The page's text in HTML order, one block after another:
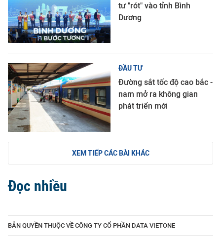
tư "rót" vào tỉnh Bình
Dương
ĐẦU TƯ
Đường sắt tốc độ cao bắc -
nam mở ra không gian
phát triển mới
XEM TIẾP CÁC BÀI KHÁC
Đọc nhiều
BẢN QUYỀN THUỘC VỀ CÔNG TY CỔ PHẦN DATA VIETONE